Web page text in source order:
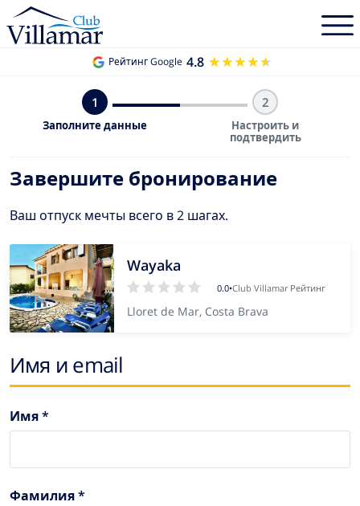
Рейтинг Google 4.8 ★★★★★
★★★★★
1
Заполните данные
2
Настроить и
подтвердить
Завершите бронирование
Ваш отпуск мечты всего в 2 шагах.
Wayaka
0.0•Club Villamar Рейтинг
Lloret de Mar, Costa Brava
Имя и email
Имя *
Фамилия *